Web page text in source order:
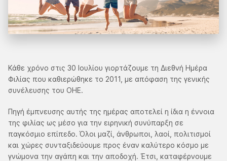
Κάθε χρόνο στις 30 Ιουλίου γιορτάζουμε τη Διεθνή Ημέρα
Φιλίας που καθιερώθηκε το 2011, με απόφαση της γενικής
συνέλευσης του ΟΗΕ.
Πηγή έμπνευσης αυτής της ημέρας αποτελεί η ίδια η έννοια
της φιλίας ως μέσο για την ειρηνική συνύπαρξη σε
παγκόσμιο επίπεδο. Όλοι μαζί, άνθρωποι, λαοί, πολιτισμοί
και χώρες συνταξιδεύουμε προς έναν καλύτερο κόσμο με
γνώμονα την αγάπη και την αποδοχή. Έτσι, καταφέρνουμε